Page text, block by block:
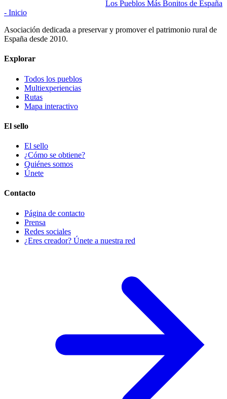
Los Pueblos Más Bonitos de España
- Inicio
Asociación dedicada a preservar y promover el patrimonio rural de
España desde 2010.
Explorar
Todos los pueblos
Multiexperiencias
Rutas
Mapa interactivo
El sello
El sello
¿Cómo se obtiene?
Quiénes somos
Únete
Contacto
Página de contacto
Prensa
Redes sociales
¿Eres creador? Únete a nuestra red